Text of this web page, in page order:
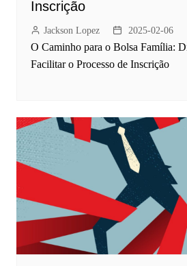
Inscrição
Jackson Lopez 2025-02-06
O Caminho para o Bolsa Família:
Facilitar o Processo de Inscrição